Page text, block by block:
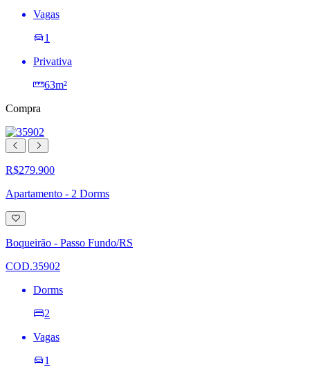
Vagas
1
Privativa
63m²
Compra
R$279.900
Apartamento - 2 Dorms
Adicionar
à
lista
de
Boqueirão - Passo Fundo/RS
COD.35902
Dorms
2
Vagas
1